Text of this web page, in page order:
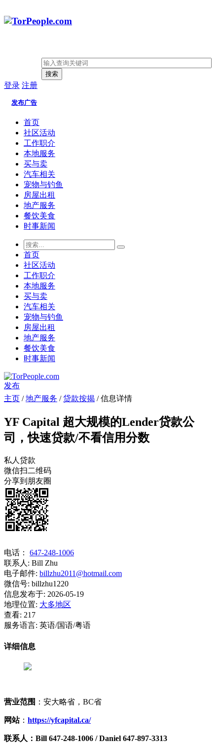
搜索
登录 注册
发布广告
首页
社区活动
工作职介
本地服务
买与卖
汽车相关
宠物与钓鱼
房屋出租
地产服务
餐饮美食
时事新闻
首页
社区活动
工作职介
本地服务
买与卖
汽车相关
宠物与钓鱼
房屋出租
地产服务
餐饮美食
时事新闻
发布
主页 /地产服务 /贷款按揭 / 信息详情
YF Capital 超大规模的Lender贷款公
司，快速贷款/不看信用分数
私人贷款
微信扫二维码
分享到朋友圈
电话：
647-248-1006
联系人: Bill Zhu
电子邮件: billzhu2011@hotmail.com
微信号: billzhu1220
信息发布于: 2026-05-19
地理位置: 大多地区
查看: 217
服务语言: 英语/国语/粤语
详细信息
营业范围 ：安大略省，BC省
网站： https://yfcapital.ca/
联系人：Bill 647-248-1006 / Daniel 647-897-3313